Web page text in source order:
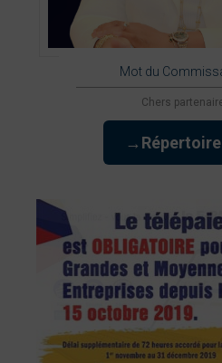
Mot du
Chers